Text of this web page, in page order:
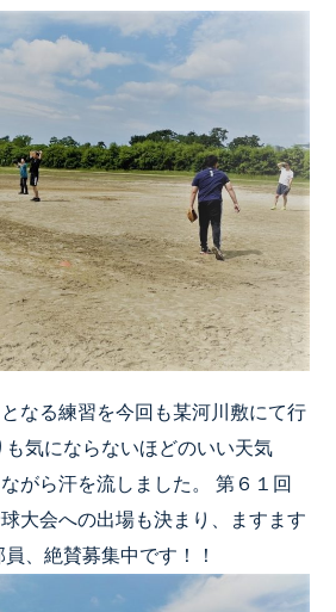
なる練習を今回も某河川敷にて行
気にならないほどのいい天気
がら汗を流しました。 第６１回
大会への出場も決まり、ますます
、絶賛募集中です！！